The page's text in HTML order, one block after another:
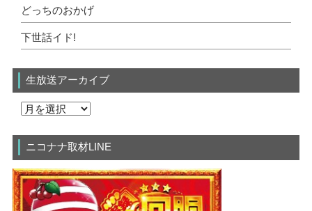
どっちのおかげ
下世話イド!
生放送アーカイブ
ニコナナ取材LINE